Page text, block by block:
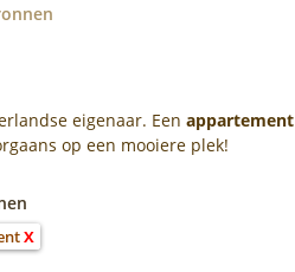
eigenaar. Een appartement
op een mooiere plek!
X